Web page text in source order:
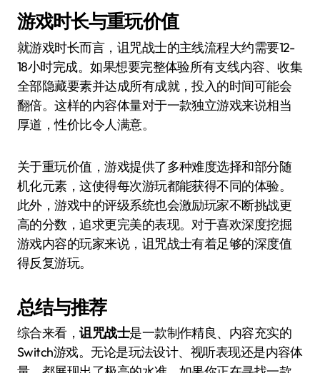
游戏时长与重玩价值
就游戏时长而言，诅咒战士的主线流程大约需要12-
18小时完成。如果想要完整体验所有支线内容、收集
全部隐藏要素并达成所有成就，投入的时间可能会
翻倍。这样的内容体量对于一款独立游戏来说相当
厚道，性价比令人满意。
关于重玩价值，游戏提供了多种难度选择和部分随
机化元素，这使得每次游玩都能获得不同的体验。
此外，游戏中的评级系统也会激励玩家不断挑战更
高的分数，追求更完美的表现。对于喜欢深度挖掘
游戏内容的玩家来说，诅咒战士有着足够的深度值
得反复游玩。
总结与推荐
综合来看，诅咒战士是一款制作精良、内容充实的
Switch游戏。无论是玩法设计、视听表现还是内容体